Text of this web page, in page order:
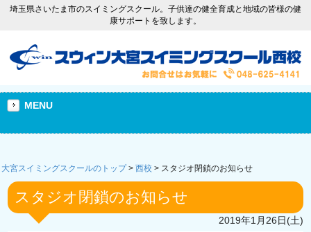
埼玉県さいたま市のスイミングスクール。子供達の健全育成と地域の皆様の健
康サポートを致します。
MENU
大宮スイミングスクールのトップ> 西校 > スタジオ閉鎖のお知らせ
スタジオ閉鎖のお知らせ
2019年1月26日(土)